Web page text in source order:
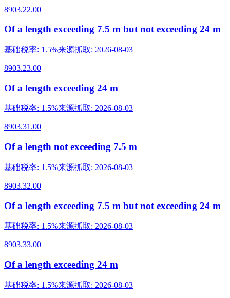
8903.22.00
Of a length exceeding 7.5 m but not exceeding 24 m
基础税率: 1.5%来源抓取: 2026-08-03
8903.23.00
Of a length exceeding 24 m
基础税率: 1.5%来源抓取: 2026-08-03
8903.31.00
Of a length not exceeding 7.5 m
基础税率: 1.5%来源抓取: 2026-08-03
8903.32.00
Of a length exceeding 7.5 m but not exceeding 24 m
基础税率: 1.5%来源抓取: 2026-08-03
8903.33.00
Of a length exceeding 24 m
基础税率: 1.5%来源抓取: 2026-08-03